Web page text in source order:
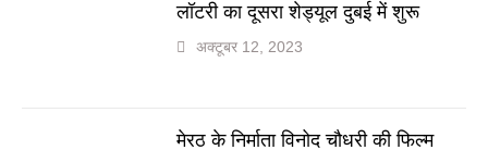
लॉटरी का दूसरा शेड्यूल दुबई में शुरू
अक्टूबर 12, 2023
मेरठ के निर्माता विनोद चौधरी की फिल्म